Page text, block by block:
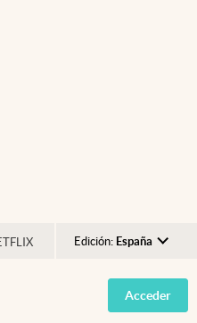
Edición: España
Argentina
España
Acceder